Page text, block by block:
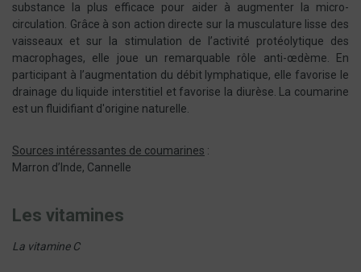
substance la plus efficace pour aider à augmenter la micro-
circulation. Grâce à son action directe sur la musculature lisse des
vaisseaux et sur la stimulation de l’activité protéolytique des
macrophages, elle joue un remarquable rôle anti-œdème. En
participant à l’augmentation du débit lymphatique, elle favorise le
drainage du liquide interstitiel et favorise la diurèse. La coumarine
est un fluidifiant d'origine naturelle.
Sources intéressantes de coumarines :
Marron d’Inde, Cannelle
Les vitamines
La vitamine C